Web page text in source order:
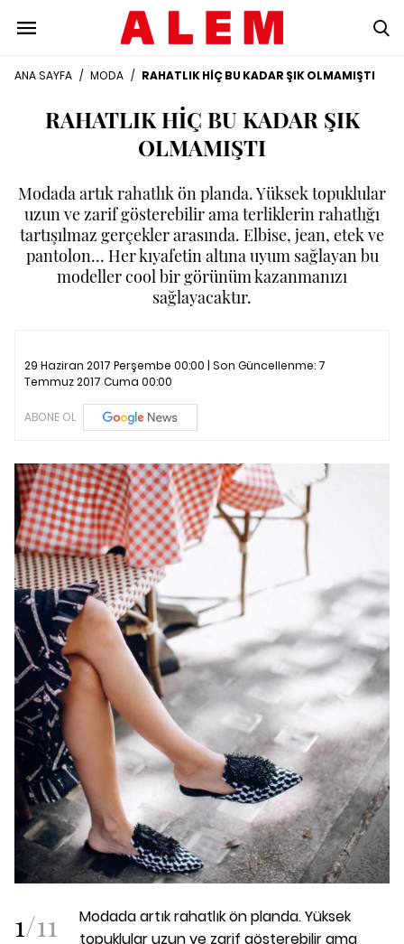
ANA SAYFA / MODA / RAHATLIK HİÇ BU KADAR ŞIK OLMAMIŞTI
RAHATLIK HİÇ BU KADAR ŞIK
OLMAMIŞTI
Modada artık rahatlık ön planda. Yüksek topuklular
uzun ve zarif gösterebilir ama terliklerin rahatlığı
tartışılmaz gerçekler arasında. Elbise, jean, etek ve
pantolon… Her kıyafetin altına uyum sağlayan bu
modeller cool bir görünüm kazanmanızı
sağlayacaktır.
29 Haziran 2017 Perşembe 00:00 | Son Güncellenme: 7
Temmuz 2017 Cuma 00:00
ABONE OL
1/11
Modada artık rahatlık ön planda. Yüksek
topuklular uzun ve zarif gösterebilir ama